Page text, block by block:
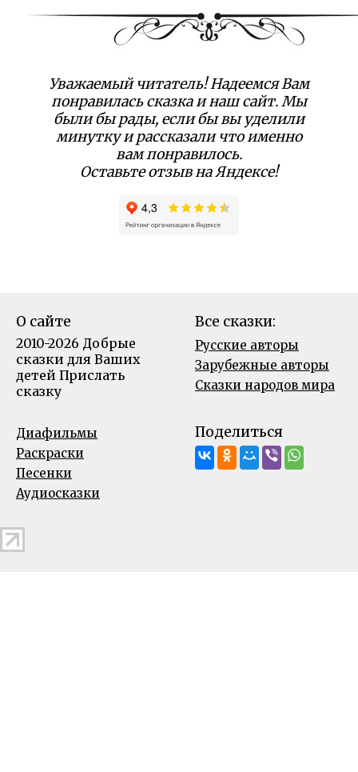
Уважаемый читатель! Надеемся Вам
понравилась сказка и наш сайт. Мы
были бы рады, если бы вы уделили
минутку и рассказали что именно
вам понравилось.
Оставьте отзыв на Яндексе!
О сайте
2010-2026 Добрые
сказки для Ваших
детей Прислать
сказку
Все сказки:
Русские авторы
Зарубежные авторы
Сказки народов мира
Диафильмы
Раскраски
Песенки
Аудиосказки
Поделиться